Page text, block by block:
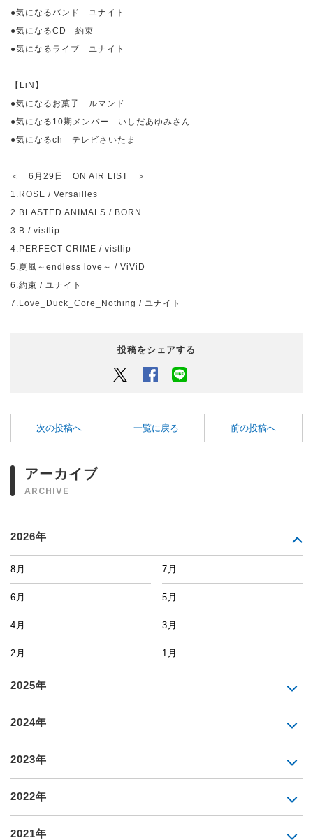
●気になるバンド ユナイト
●気になるCD
約束
●気になるライブ ユナイト
【 LiN 】
●気になるお菓子 ルマンド
●気になる 10期メンバー いしだあゆみさん
●気になるch テレビさいたま
＜ 6 月 29 日 ON AIR LIST ＞
1.ROSE / Versailles
2.BLASTED ANIMALS / BORN
3.B / vistlip
4.PERFECT CRIME / vistlip
5. 夏風～ endless love ～ / ViViD
6. 約束 / ユナイト
7.Love_Duck_Core_Nothing / ユナイト
投稿をシェアする
Twitter Facebook
次の投稿へ 一覧に戻る 前の投稿へ
アーカイブ
ARCHIVE
2026年
8月 7月
6月 5月
4月 3月
2月 1月
2025年
2024年
2023年
2022年
2021年